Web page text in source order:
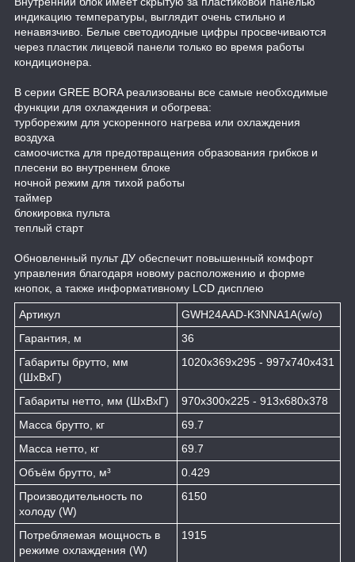
индикацию температуры, выглядит очень стильно и
ненавязчиво. Белые светодиодные цифры просвечиваются
через пластик лицевой панели только во время работы
кондиционера.
В серии GREE BORA реализованы все самые необходимые
функции для охлаждения и обогрева:
турборежим для ускоренного нагрева или охлаждения
воздуха
самоочистка для предотвращения образования грибков и
плесени во внутреннем блоке
ночной режим для тихой работы
таймер
блокировка пульта
теплый старт
Обновленный пульт ДУ обеспечит повышенный комфорт
управления благодаря новому расположению и форме
кнопок, а также информативному LCD дисплею
Артикул
GWH24AAD-K3NNA1A(w/o)
Гарантия, м
36
Габариты брутто, мм
(ШxВxГ)
1020х369х295 - 997х740х431
Габариты нетто, мм (ШxВxГ)
970х300х225 - 913х680х378
Масса брутто, кг
69.7
Масса нетто, кг
69.7
Объём брутто, м³
0.429
Производительность по
холоду (W)
6150
Потребляемая мощность в
режиме охлаждения (W)
1915